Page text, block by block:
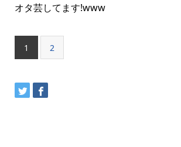
オタ芸してます!www
1 2